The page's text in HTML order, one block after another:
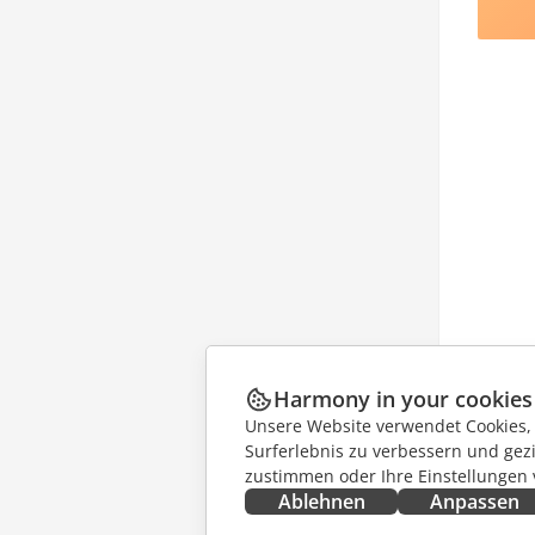
Harmony in your cookies
Unsere Website verwendet
Surferlebnis zu verbessern und
zustimmen oder Ihre
Ablehnen Anpassen